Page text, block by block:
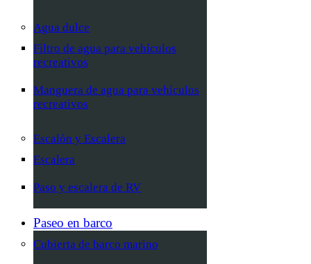
Agua dulce
Filtro de agua para vehículos
recreativos
Manguera de agua para vehículos
recreativos
Escalón y Escalera
Escalera
Paso y escalera de RV
Paseo en barco
Cubierta de barco marino